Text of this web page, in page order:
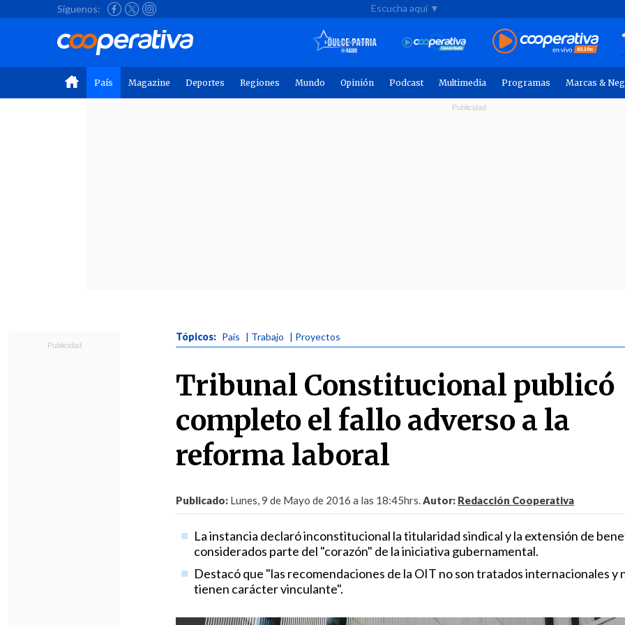
Síguenos: Escucha aquí ▼
País Magazine Deportes Regiones Mundo Opinión Podcast Multimedia Programas Marcas &
Tópicos: País | Trabajo | Proyectos
Tribunal Constitucional publicó
completo el fallo adverso a la
reforma laboral
Publicado: Lunes, 9 de Mayo de 2016 a las 18:45hrs.Autor: Redacción Cooperativa
La instancia declaró inconstitucional la titularidad sindical y la extensión de
considerados parte del "corazón" de la iniciativa gubernamental.
Destacó que "las recomendaciones de la OIT no son tratados internacionales y
tienen carácter vinculante".